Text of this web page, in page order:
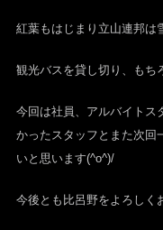
紅葉もはじまり立山連邦は
観光バスを貸し切り、もち
今回は社員、アルバイトス
かったスタッフとまた次回
いと思います(^o^)/
今後とも比呂野をよろしく